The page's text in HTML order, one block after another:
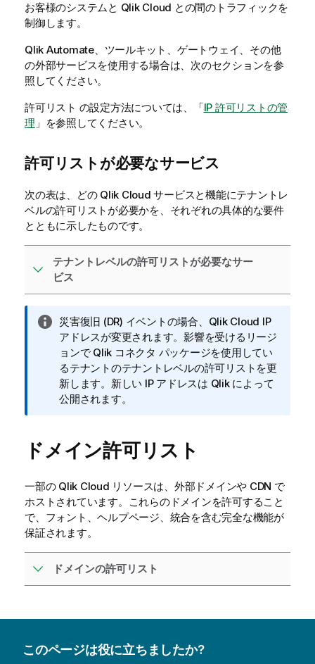
お客様のシステムと Qlik Cloud との間のトラフィックを
制御します。
Qlik Automate、ツールキット、ゲートウェイ、その他
の外部サービスを使用する場合は、次のセクションを参
照してください。
許可リスト の設定方法については、「IP 許可リストの管
理 」を参照してください。
許可リストが必要なサービス
次の表は、どの Qlik Cloud サービスと機能にテナントレ
ベルの許可リストが必要かを、それぞれの具体的な要件
とともに示したものです。
テナントレベルの許可リストが必要なサー
ビス
情
報
メ
モ
災害復旧 (DR) イベントの場合、 Qlik Cloud IP
アドレスが変更されます。影響を受けるリージ
ョンで Qlik コネクタ パッケージを使用してい
るテナントのテナントレベルの許可リストを更
新します。新しい IP アドレスは Qlikによって
公開されます。
ドメイン許可リスト
一部の Qlik Cloud リソースは、外部ドメインや CDN で
ホストされています。これらのドメインを許可すること
で、フォント、ヘルプページ、統合を含む完全な機能が
保証されます。
ドメインの許可リスト
このページは役に立ちましたか?